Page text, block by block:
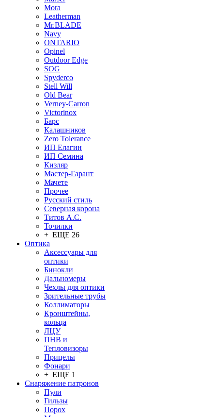
Mora
Leatherman
Mr.BLADE
Navy
ONTARIO
Opinel
Outdoor Edge
SOG
Spyderco
Stell Will
Old Bear
Verney-Carron
Victorinox
Барс
Калашников
Zero Tolerance
ИП Елагин
ИП Семина
Кизляр
Мастер-Гарант
Мачете
Прочее
Русский стиль
Северная корона
Титов А.С.
Точилки
+ ЕЩЕ 26
Оптика
Аксессуары для
оптики
Бинокли
Дальномеры
Чехлы для оптики
Зрительные трубы
Коллиматоры
Кронштейны,
кольца
ЛЦУ
ПНВ и
Тепловизоры
Прицелы
Фонари
+ ЕЩЕ 1
Снаряжение патронов
Пули
Гильзы
Порох